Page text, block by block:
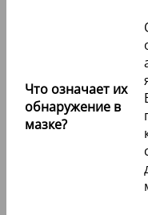
Что означает их
обнаружение в
мазке?